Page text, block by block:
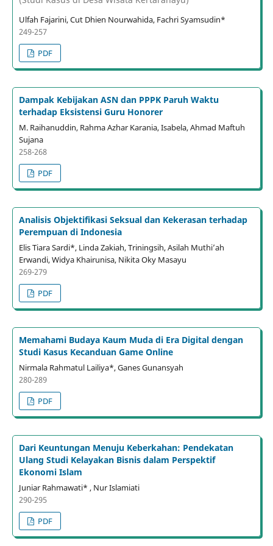
Ulfah Fajarini, Cut Dhien Nourwahida, Fachri Syamsudin*
249-257
PDF
Dampak Kebijakan ASN dan PPPK Paruh Waktu
terhadap Eksistensi Guru Honorer
M. Raihanuddin, Rahma Azhar Karania, Isabela, Ahmad Maftuh
Sujana
258-268
PDF
Analisis Objektifikasi Seksual dan Kekerasan terhadap
Perempuan di Indonesia
Elis Tiara Sardi*, Linda Zakiah, Triningsih, Asilah Muthi’ah
Erwandi, Widya Khairunisa, Nikita Oky Masayu
269-279
PDF
Memahami Budaya Kaum Muda di Era Digital dengan
Studi Kasus Kecanduan Game Online
Nirmala Rahmatul Lailiya*, Ganes Gunansyah
280-289
PDF
Dari Keuntungan Menuju Keberkahan: Pendekatan
Ulang Studi Kelayakan Bisnis dalam Perspektif
Ekonomi Islam
Juniar Rahmawati* , Nur Islamiati
290-295
PDF